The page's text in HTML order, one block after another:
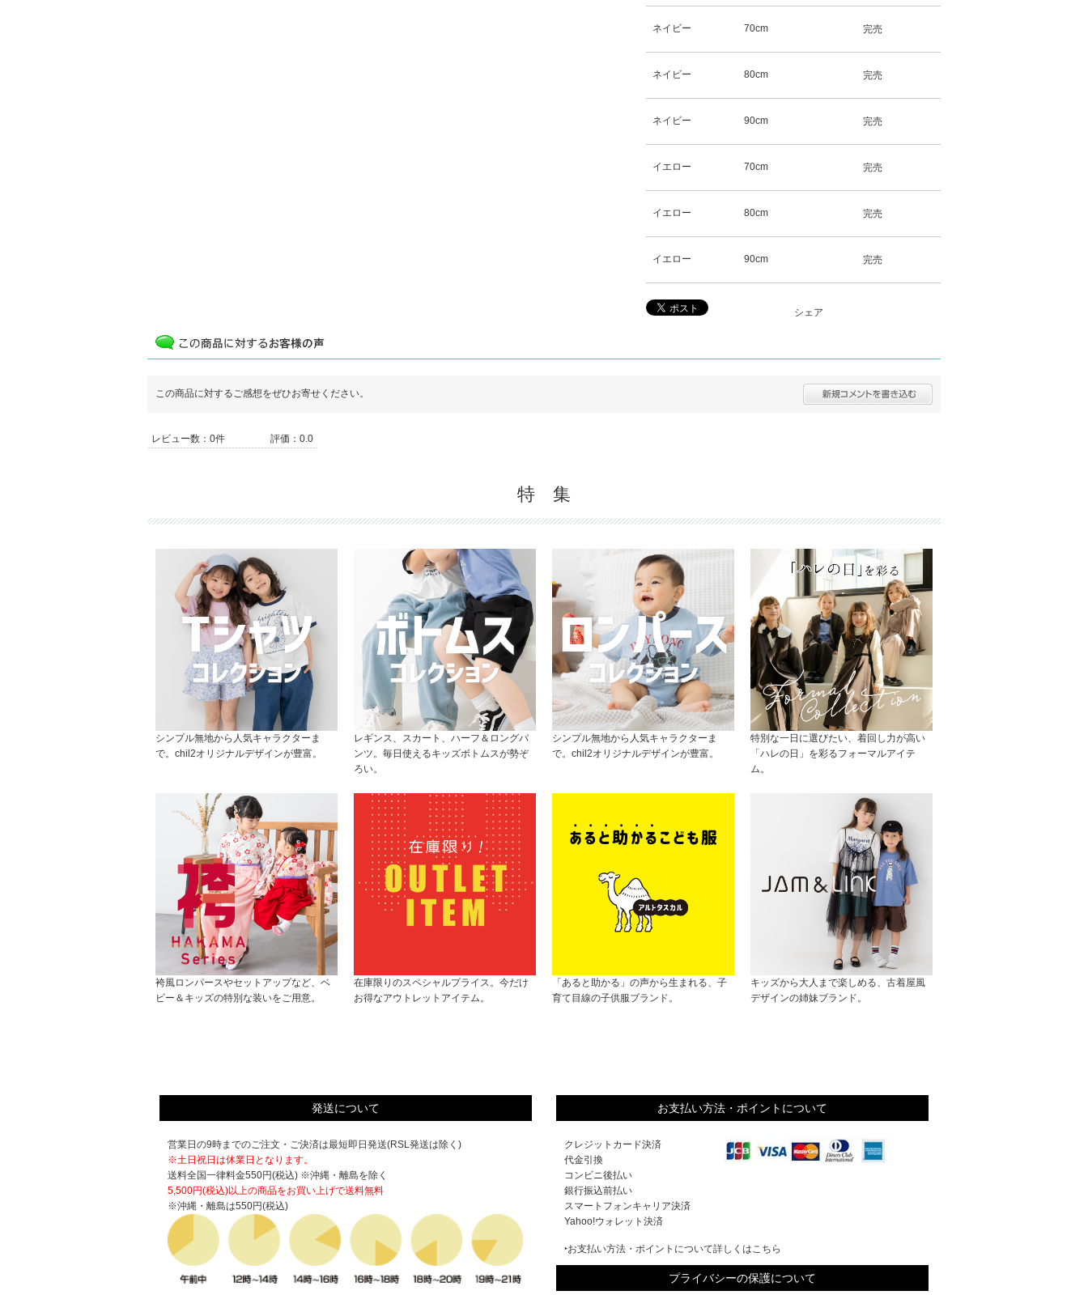
ネイビー 70cm 完売
ネイビー 80cm 完売
ネイビー 90cm 完売
イエロー 70cm 完売
イエロー 80cm 完売
イエロー 90cm 完売
シェア
この商品に対するご感想をぜひお寄せください。
レビュー数：0件 評価：0.0
特 集
シンプル無地から人気キャラクターま
で。chil2オリジナルデザインが豊富。
レギンス、スカート、ハーフ＆ロングパ
ンツ。毎日使えるキッズボトムスが勢ぞ
ろい。
シンプル無地から人気キャラクターま
で。chil2オリジナルデザインが豊富。
特別な一日に選びたい、着回し力が高い
「ハレの日」を彩るフォーマルアイテ
ム。
袴風ロンパースやセットアップなど、ベ
ビー＆キッズの特別な装いをご用意。
在庫限りのスペシャルプライス。今だけ
お得なアウトレットアイテム。
「あると助かる」の声から生まれる、子
育て目線の子供服ブランド。
キッズから大人まで楽しめる、古着屋風
デザインの姉妹ブランド。
発送について
営業日の9時までのご注文・ご決済は最短即日発送(RSL発送は除く)
※土日祝日は休業日となります。
送料全国一律料金550円(税込) ※沖縄・離島を除く
5,500円(税込)以上の商品をお買い上げで送料無料
※沖縄・離島は550円(税込)
お支払い方法・ポイントについて
クレジットカード決済
代金引換
コンビニ後払い
銀行振込前払い
スマートフォンキャリア決済
Yahoo!ウォレット決済
‣お支払い方法・ポイントについて詳しくはこちら
プライバシーの保護について